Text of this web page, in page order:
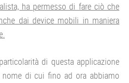
ha permesso di fare ciò che
dai device mobili in maniera
di questa applicazione
di cui fino ad ora abbiamo